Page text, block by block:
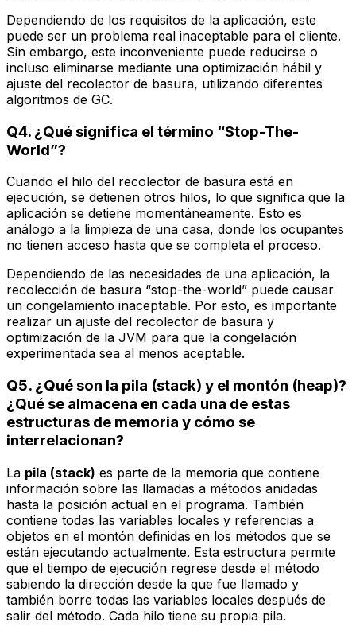
Dependiendo de los requisitos de la aplicación, este
puede ser un problema real inaceptable para el cliente.
Sin embargo, este inconveniente puede reducirse o
incluso eliminarse mediante una optimización hábil y
ajuste del recolector de basura, utilizando diferentes
algoritmos de GC.
Q4. ¿Qué significa el término “Stop-The-
World”?
Cuando el hilo del recolector de basura está en
ejecución, se detienen otros hilos, lo que significa que la
aplicación se detiene momentáneamente. Esto es
análogo a la limpieza de una casa, donde los ocupantes
no tienen acceso hasta que se completa el proceso.
Dependiendo de las necesidades de una aplicación, la
recolección de basura “stop-the-world” puede causar
un congelamiento inaceptable. Por esto, es importante
realizar un ajuste del recolector de basura y
optimización de la JVM para que la congelación
experimentada sea al menos aceptable.
Q5. ¿Qué son la pila (stack) y el montón (heap)?
¿Qué se almacena en cada una de estas
estructuras de memoria y cómo se
interrelacionan?
La pila (stack) es parte de la memoria que contiene
información sobre las llamadas a métodos anidadas
hasta la posición actual en el programa. También
contiene todas las variables locales y referencias a
objetos en el montón definidas en los métodos que se
están ejecutando actualmente. Esta estructura permite
que el tiempo de ejecución regrese desde el método
sabiendo la dirección desde la que fue llamado y
también borre todas las variables locales después de
salir del método. Cada hilo tiene su propia pila.